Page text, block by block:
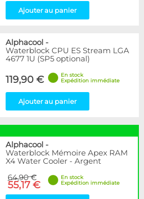
Ajouter au panier
Alphacool -
Waterblock CPU ES Stream LGA
4677 1U (SP5 optional)
119,90 €
En stock
Expédition immédiate
Ajouter au panier
Alphacool -
Waterblock Mémoire Apex RAM
X4 Water Cooler - Argent
64,90 €
55,17 €
En stock
Expédition immédiate